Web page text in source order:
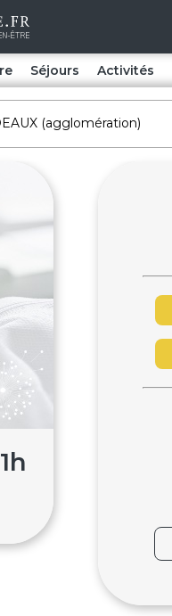
Séjours Activités